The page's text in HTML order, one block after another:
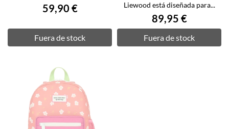
59,90 €
Fuera de stock
Liewood está diseñada para...
89,95 €
Fuera de stock